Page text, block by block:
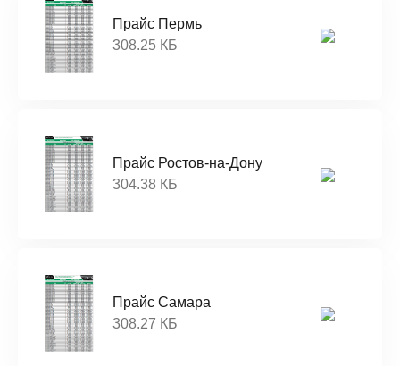
Прайс Пермь
308.25 КБ
Прайс Ростов-на-Дону
304.38 КБ
Прайс Самара
308.27 КБ